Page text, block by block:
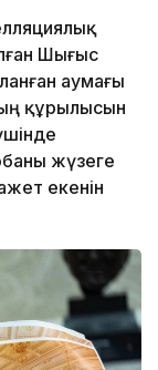
Шығыс
аумағы
құрылысын
жүзеге
екенін